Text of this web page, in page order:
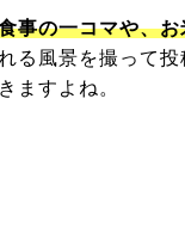
事の一コマや、
る風景を撮って
ますよね。